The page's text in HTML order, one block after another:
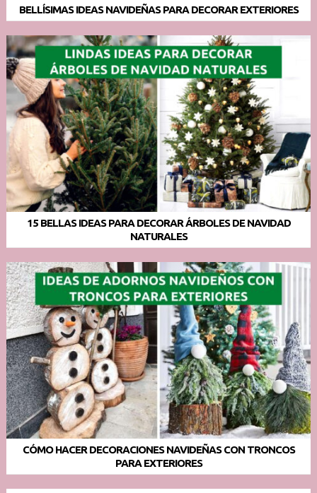
BELLÍSIMAS IDEAS NAVIDEÑAS PARA DECORAR EXTERIORES
15 BELLAS IDEAS PARA DECORAR ÁRBOLES DE NAVIDAD
NATURALES
CÓMO HACER DECORACIONES NAVIDEÑAS CON TRONCOS
PARA EXTERIORES